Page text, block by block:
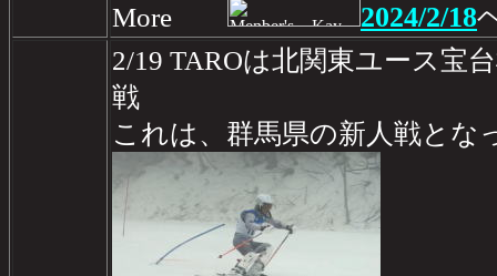
More 2024/2/18
2/19 TAROは北関東ユース宝
戦
これは、群馬県の新人戦とな